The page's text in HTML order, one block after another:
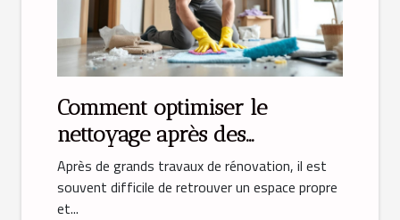
Comment optimiser le
nettoyage après des
rénovations majeures ?
Après de grands travaux de rénovation, il est
souvent difficile de retrouver un espace propre
et...